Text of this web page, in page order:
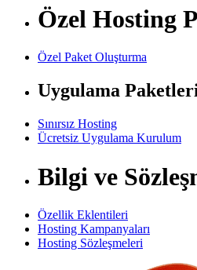
Özel Hosting
Özel Paket Oluşturma
Uygulama
Sınırsız Hosting
Ücretsiz Uygulama Kurulum
Bilgi ve
Özellik Eklentileri
Hosting Kampanyaları
Hosting Sözleşmeleri